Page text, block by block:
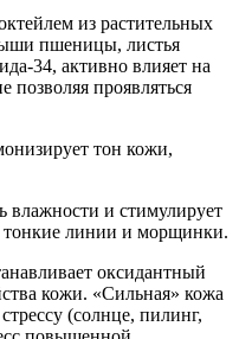
из растительных
пшеницы, листья
34, активно влияет на
проявляться
тон кожи,
и стимулирует
тонкие линии и морщинки.
оксидантный
кожи. «Сильная» кожа
(солнце, пилинг,